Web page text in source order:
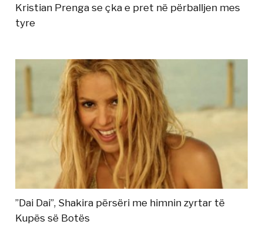
Kristian Prenga se çka e pret në përballjen mes
tyre
”Dai Dai”, Shakira përsëri me himnin zyrtar të
Kupës së Botës